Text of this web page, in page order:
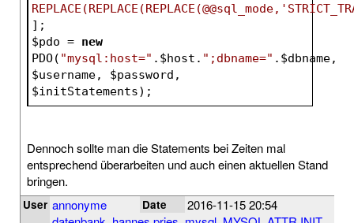
];
$pdo = new
PDO( "mysql:host=" . $host . ";dbname=" . $dbname
$username, $password
$initStatements);
Dennoch sollte man die Statements bei Zeiten mal
entsprechend überarbeiten und auch einen aktuellen Stand
bringen.
User annonyme Date 2016-11-15 20:54